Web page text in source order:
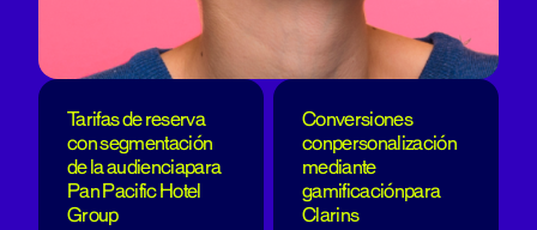
Tarifas de reserva
con segmentación
de la audienciapara
Pan Pacific Hotel
Group
Conversiones
conpersonalización
mediante
gamificaciónpara
Clarins